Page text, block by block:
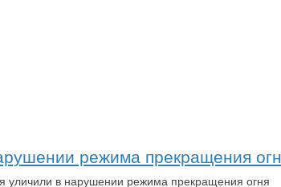
режима прекращения
уличили в нарушении режима прекращения огня